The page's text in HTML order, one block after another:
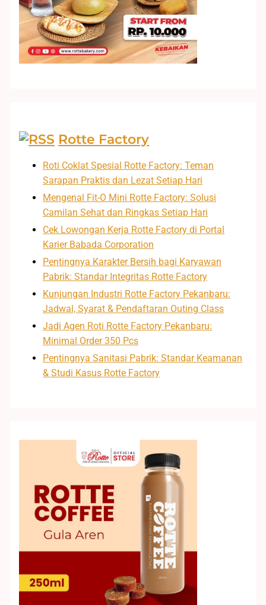
Rotte Factory
Roti Coklat Spesial Rotte Factory: Teman
Sarapan Praktis dan Lezat Setiap Hari
Mengenal Fit-O Mini Rotte Factory: Solusi
Camilan Sehat dan Ringkas Setiap Hari
Cek Lowongan Kerja Rotte Factory di Portal
Karier Babada Corporation
Pentingnya Karakter Bersih bagi Karyawan
Pabrik: Standar Integritas Rotte Factory
Kunjungan Industri Rotte Factory Pekanbaru:
Jadwal, Syarat & Pendaftaran Outing Class
Jadi Agen Roti Rotte Factory Pekanbaru:
Minimal Order 350 Pcs
Pentingnya Sanitasi Pabrik: Standar Keamanan
& Studi Kasus Rotte Factory